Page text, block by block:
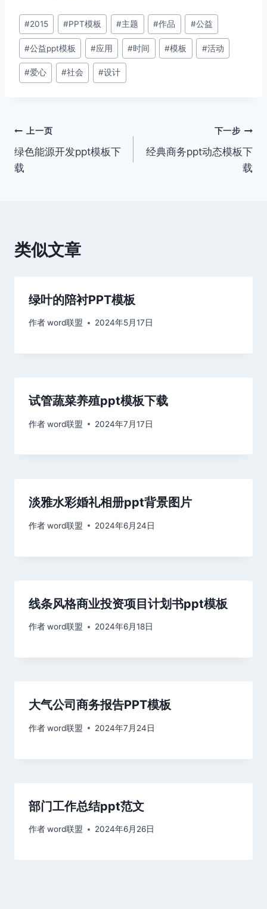
文
章
标
签：
#2015 #PPT模板 #主题 #作品 #公益
#公益ppt模板 #应用 #时间 #模板 #活动
#爱心 #社会 #设计
文
章
上一页
绿色能源开发ppt模板下
载
下一步
经典商务ppt动态模板下
载
类似文章
绿叶的陪衬PPT模板
作者word联盟 2024年5月17日
试管蔬菜养殖ppt模板下载
作者word联盟 2024年7月17日
淡雅水彩婚礼相册ppt背景图片
作者word联盟 2024年6月24日
线条风格商业投资项目计划书ppt模板
作者word联盟 2024年6月18日
大气公司商务报告PPT模板
作者word联盟 2024年7月24日
部门工作总结ppt范文
作者word联盟 2024年6月26日